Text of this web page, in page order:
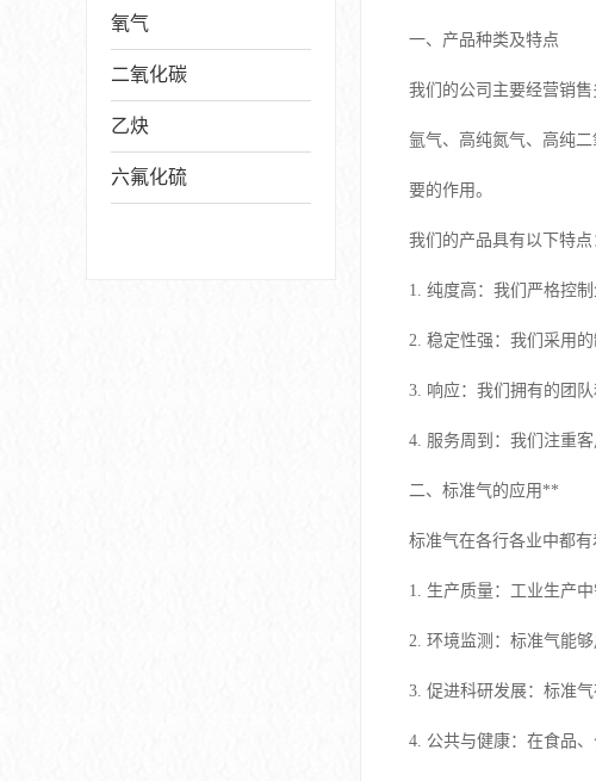
氧气
二氧化碳
乙炔
六氟化硫
一、产品种类及特点
我们的公司主要经营销
氩气、高纯氮气、高纯
要的作用。
我们的产品具有以下特点
1. 纯度高：我们严格控
2. 稳定性强：我们采用
3. 响应：我们拥有的团
4. 服务周到：我们注重
二、标准气的应用**
标准气在各行各业中都
1. 生产质量：工业生产
2. 环境监测：标准气能
3. 促进科研发展：标准
4. 公共与健康：在食品